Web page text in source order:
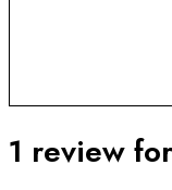
1 review for